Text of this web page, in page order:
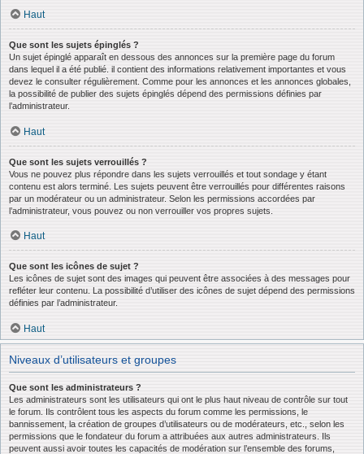
Haut
Que sont les sujets épinglés ?
Un sujet épinglé apparaît en dessous des annonces sur la première page du forum
dans lequel il a été publié. il contient des informations relativement importantes et vous
devez le consulter régulièrement. Comme pour les annonces et les annonces globales,
la possibilité de publier des sujets épinglés dépend des permissions définies par
l’administrateur.
Haut
Que sont les sujets verrouillés ?
Vous ne pouvez plus répondre dans les sujets verrouillés et tout sondage y étant
contenu est alors terminé. Les sujets peuvent être verrouillés pour différentes raisons
par un modérateur ou un administrateur. Selon les permissions accordées par
l’administrateur, vous pouvez ou non verrouiller vos propres sujets.
Haut
Que sont les icônes de sujet ?
Les icônes de sujet sont des images qui peuvent être associées à des messages pour
refléter leur contenu. La possibilité d’utiliser des icônes de sujet dépend des permissions
définies par l’administrateur.
Haut
Niveaux d’utilisateurs et groupes
Que sont les administrateurs ?
Les administrateurs sont les utilisateurs qui ont le plus haut niveau de contrôle sur tout
le forum. Ils contrôlent tous les aspects du forum comme les permissions, le
bannissement, la création de groupes d’utilisateurs ou de modérateurs, etc., selon les
permissions que le fondateur du forum a attribuées aux autres administrateurs. Ils
peuvent aussi avoir toutes les capacités de modération sur l’ensemble des forums,